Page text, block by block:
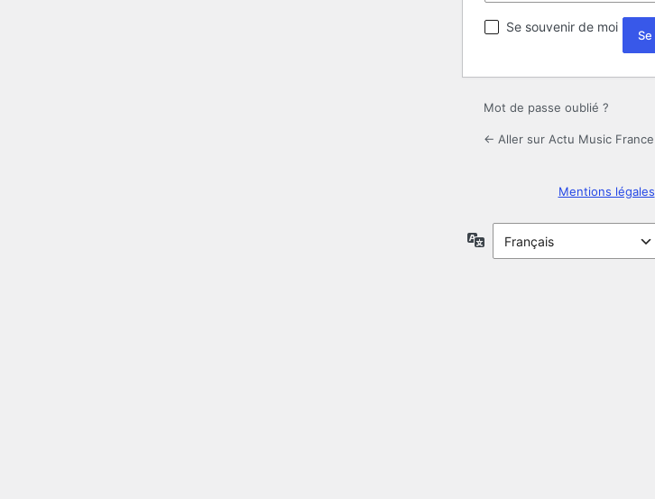
Se souvenir de moi
Mot de passe oublié ?
← Aller sur Actu Music France
Mentions légales
Langue